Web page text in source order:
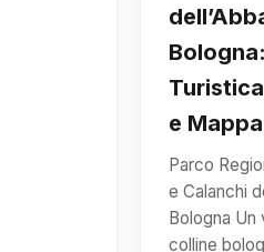
e Mappa
Parco
e Calanchi
Bologna
colline